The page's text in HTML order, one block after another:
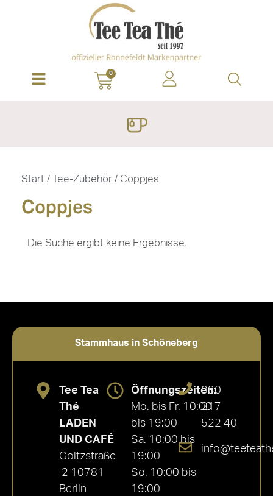
0
Start / Tee-Zubehör / Coppjes
Coppjes
Die Suche ergibt keine Ergebnisse.
Stammhaus in Schöneberg
Tee Tea
Thé
LADEN
UND CAFÉ
Goltzstraße
2 10781
Berlin
Öffnungszeiten:
Mo. bis Fr. 10:00
bis 19:00
Sa. 10:00 bis
19:00
So. 10:00 bis
19:00
030
217
522 40